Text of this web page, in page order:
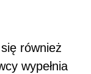
również
wypełnia